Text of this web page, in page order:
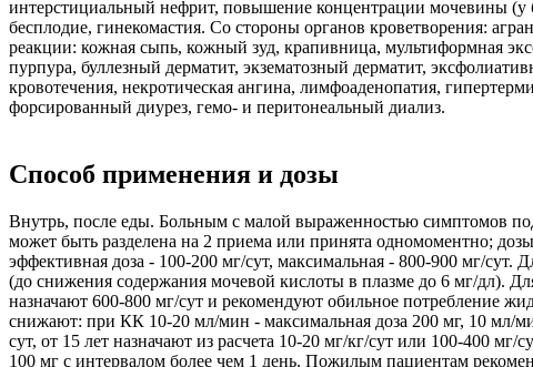
интерстициальный нефрит, повышение концентрации мочевины
бесплодие, гинекомастия. Со стороны органов кроветворения:
реакции: кожная сыпь, кожный зуд, крапивница, мультиформная
пурпура, буллезный дерматит, экзематозный дерматит,
кровотечения, некротическая ангина, лимфоаденопатия,
форсированный диурез, гемо- и перитонеальный диализ.
Способ применения и дозы
Внутрь, после еды. Больным с малой выраженностью симптомов
может быть разделена на 2 приема или принята одномоментно;
эффективная доза - 100-200 мг/сут, максимальная - 800-900 мг/
(до снижения содержания мочевой кислоты в плазме до 6 мг/дл).
назначают 600-800 мг/сут и рекомендуют обильное потребление
снижают: при КК 10-20 мл/мин - максимальная доза 200 мг, 10 мл/
сут, от 15 лет назначают из расчета 10-20 мг/кг/сут или 100-400
100 мг с интервалом более чем 1 день. Пожилым пациентам